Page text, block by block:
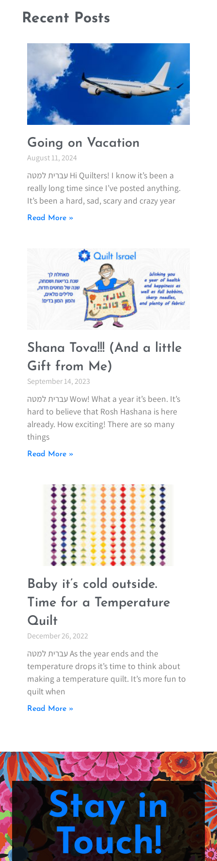
Recent Posts
Going on Vacation
August 11, 2024
עברית למטה Hi Quilters! I know it’s been a
really long time since I’ve posted anything.
It’s been a hard, sad, scary and crazy year
Read More »
Shana Tova!!! (And a little
Gift from Me)
September 14, 2023
עברית למטה Wow! What a year it’s been. It’s
hard to believe that Rosh Hashana is here
already. How exciting! There are so many
things
Read More »
Baby it’s cold outside.
Time for a Temperature
Quilt
December 26, 2022
עברית למטה As the year ends and the
temperature drops it’s time to think about
making a temperature quilt. It’s more fun to
quilt when
Read More »
Stay in
Touch!